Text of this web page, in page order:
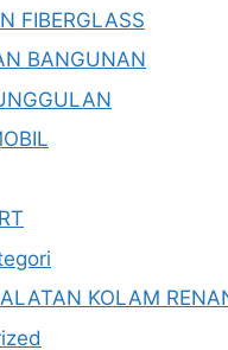
FIBERGLASS
BANGUNAN
KOLAM